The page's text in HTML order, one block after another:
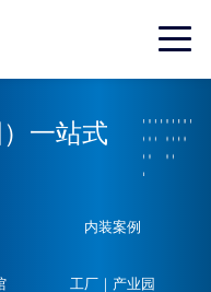
一站式
内装案例
工厂｜产业园